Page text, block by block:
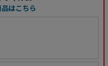
はこちら